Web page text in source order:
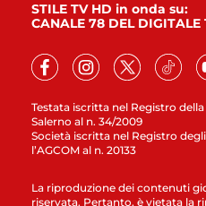
Testata iscritta nel Registro
Salerno al n. 34/2009
Società iscritta nel Registro
l’AGCOM al n. 20133
STILE TV HD in onda su:
CANALE 78 DEL DIGITALE
La riproduzione dei contenuti
riservata. Pertanto, è vietata la